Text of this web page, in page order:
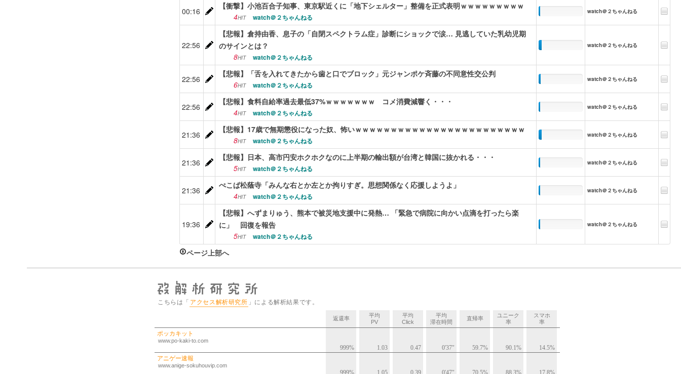
00:16
【衝撃】小池百合子知事、東京駅近くに「地下シェルター」整備を正式表明ｗｗｗｗｗｗｗｗｗ
4HIT watch＠２ちゃんねる
watch＠２ちゃんねる
22:56
【悲報】倉持由香、息子の「自閉スペクトラム症」診断にショックで涙… 見逃していた乳幼児期
のサインとは？
8HIT watch＠２ちゃんねる
watch＠２ちゃんねる
22:56
【悲報】「舌を入れてきたから歯と口でブロック」元ジャンポケ斉藤の不同意性交公判
6HIT watch＠２ちゃんねる
watch＠２ちゃんねる
22:56
【悲報】食料自給率過去最低37%ｗｗｗｗｗｗｗ コメ消費減響く・・・
4HIT watch＠２ちゃんねる
watch＠２ちゃんねる
21:36
【悲報】17歳で無期懲役になった奴、怖いｗｗｗｗｗｗｗｗｗｗｗｗｗｗｗｗｗｗｗｗｗｗｗｗ
8HIT watch＠２ちゃんねる
watch＠２ちゃんねる
21:36
【悲報】日本、高市円安ホクホクなのに上半期の輸出額が台湾と韓国に抜かれる・・・
5HIT watch＠２ちゃんねる
watch＠２ちゃんねる
21:36
ぺこぱ松蔭寺「みんな右とか左とか拘りすぎ。思想関係なく応援しようよ」
4HIT watch＠２ちゃんねる
watch＠２ちゃんねる
19:36
【悲報】へずまりゅう、熊本で被災地支援中に発熱… 「緊急で病院に向かい点滴を打ったら楽
に」 回復を報告
5HIT watch＠２ちゃんねる
watch＠２ちゃんねる
ページ上部へ